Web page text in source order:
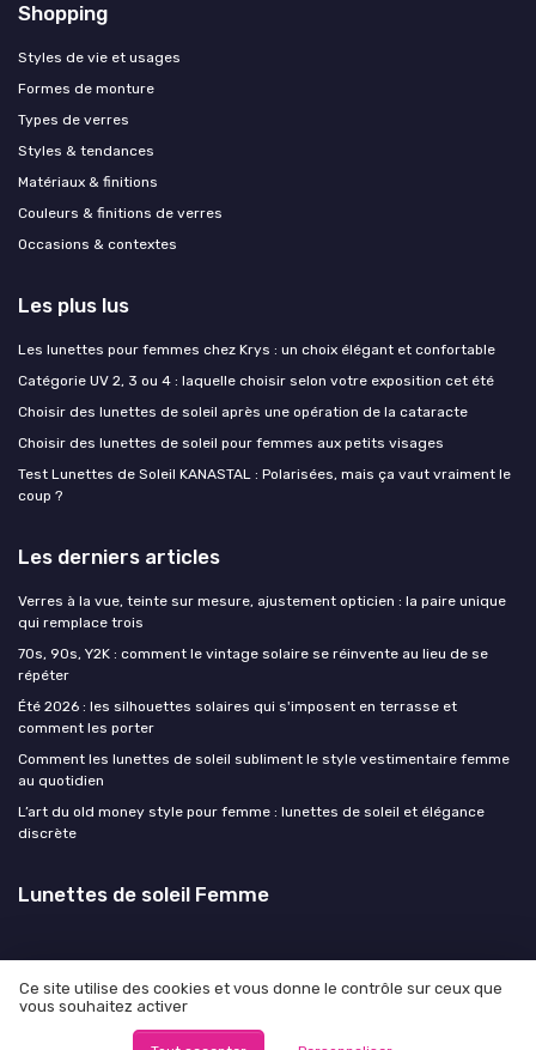
Shopping
Styles de vie et usages
Formes de monture
Types de verres
Styles & tendances
Matériaux & finitions
Couleurs & finitions de verres
Occasions & contextes
Les plus lus
Les lunettes pour femmes chez Krys : un choix élégant et confortable
Catégorie UV 2, 3 ou 4 : laquelle choisir selon votre exposition cet été
Choisir des lunettes de soleil après une opération de la cataracte
Choisir des lunettes de soleil pour femmes aux petits visages
Test Lunettes de Soleil KANASTAL : Polarisées, mais ça vaut vraiment le
coup ?
Les derniers articles
Verres à la vue, teinte sur mesure, ajustement opticien : la paire unique
qui remplace trois
70s, 90s, Y2K : comment le vintage solaire se réinvente au lieu de se
répéter
Été 2026 : les silhouettes solaires qui s'imposent en terrasse et
comment les porter
Comment les lunettes de soleil subliment le style vestimentaire femme
au quotidien
L’art du old money style pour femme : lunettes de soleil et élégance
discrète
Lunettes de soleil Femme
Mentions légales
Ce site utilise des cookies et vous donne le contrôle sur ceux que
vous souhaitez activer